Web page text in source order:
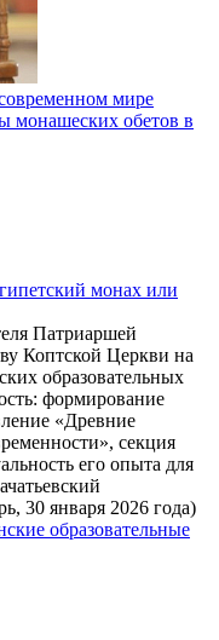
мире
монашеских обетов в
монах или
Патриаршей
Коптской Церкви на
образовательных
формирование
«Древние
секция
его опыта для
30 января 2026 года)
образовательные